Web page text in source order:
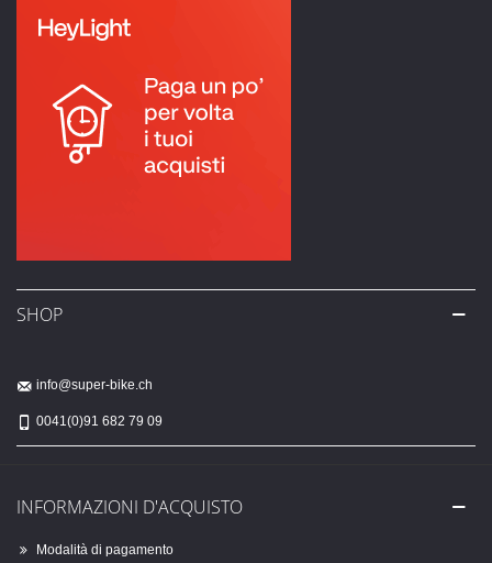
SHOP
info@super-bike.ch
0041(0)91 682 79 09
INFORMAZIONI D'ACQUISTO
Modalità di pagamento